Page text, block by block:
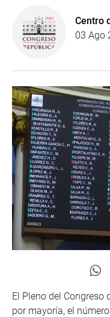
Centro
03 Ago
El Pleno del Congreso
por mayoría, el